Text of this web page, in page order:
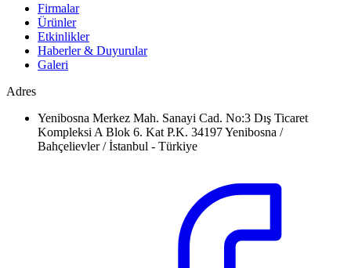
Firmalar
Ürünler
Etkinlikler
Haberler & Duyurular
Galeri
Adres
Yenibosna Merkez Mah. Sanayi Cad. No:3 Dış Ticaret
Kompleksi A Blok 6. Kat P.K. 34197 Yenibosna /
Bahçelievler / İstanbul - Türkiye